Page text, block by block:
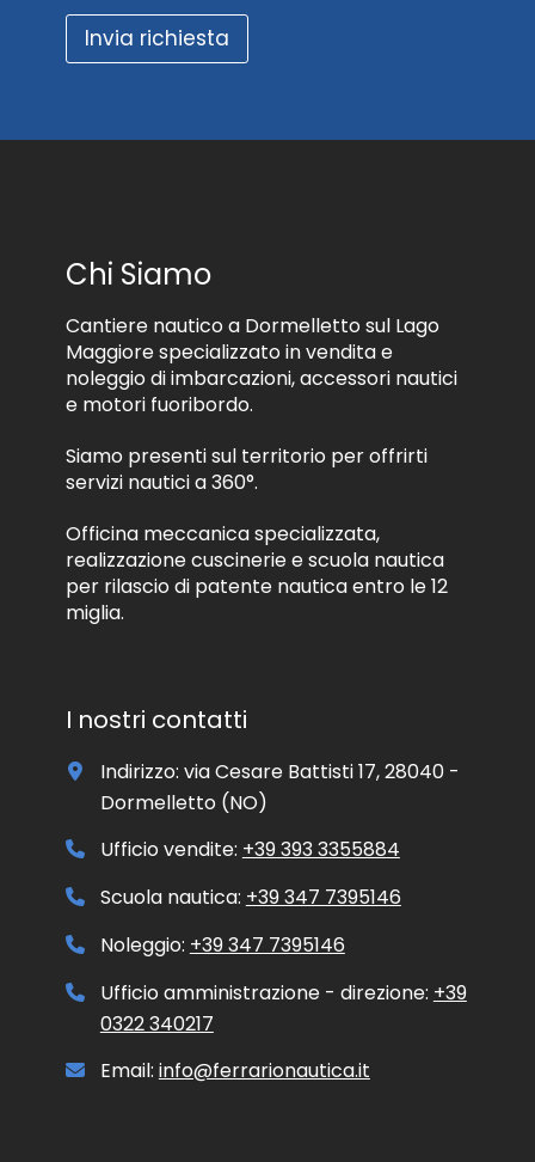
z
o
e
a
t
t
t
o
e
i
d
a
t
*
t
o
r
r
m
a
t
e
r
a
l
i
n
f
o
r
i
v
e
p
r
o
m
o
z
i
o
l
Invia richiesta
Chi Siamo
Cantiere nautico a Dormelletto sul Lago
Maggiore specializzato in vendita e
noleggio di imbarcazioni, accessori nautici
e motori fuoribordo.
Siamo presenti sul territorio per offrirti
servizi nautici a 360°.
Officina meccanica specializzata,
realizzazione cuscinerie e scuola nautica
per rilascio di patente nautica entro le 12
miglia.
I nostri contatti
Indirizzo: via Cesare Battisti 17, 28040 -
Dormelletto (NO)
Ufficio vendite: +39 393 3355884
Scuola nautica: +39 347 7395146
Noleggio: +39 347 7395146
Ufficio amministrazione - direzione: +39
0322 340217
Email: info@ferrarionautica.it